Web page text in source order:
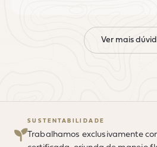
Ver mais
SUSTENTABILIDADE
Trabalhamos exclusivamente